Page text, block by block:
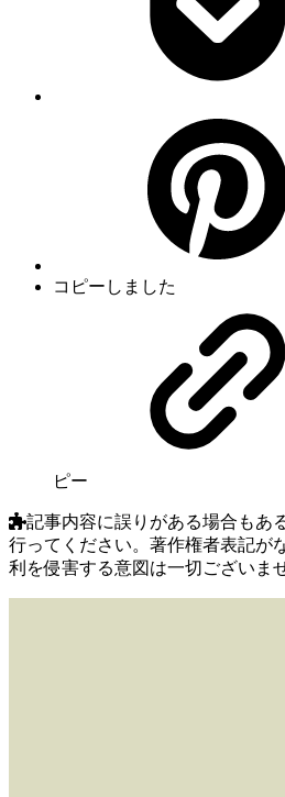
コピーしました
ピー
記事内容に誤りがある場合もあ
行ってください。著作権者表記が
利を侵害する意図は一切ございま